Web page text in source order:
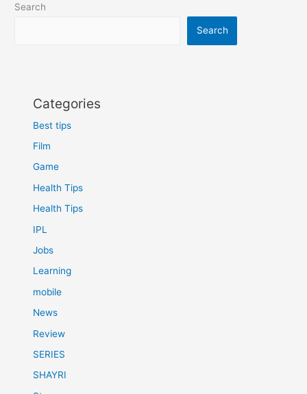
पूरी
Search
Search
Categories
Best tips
Film
Game
Health Tips
Health Tips
IPL
Jobs
Learning
mobile
News
Review
SERIES
SHAYRI